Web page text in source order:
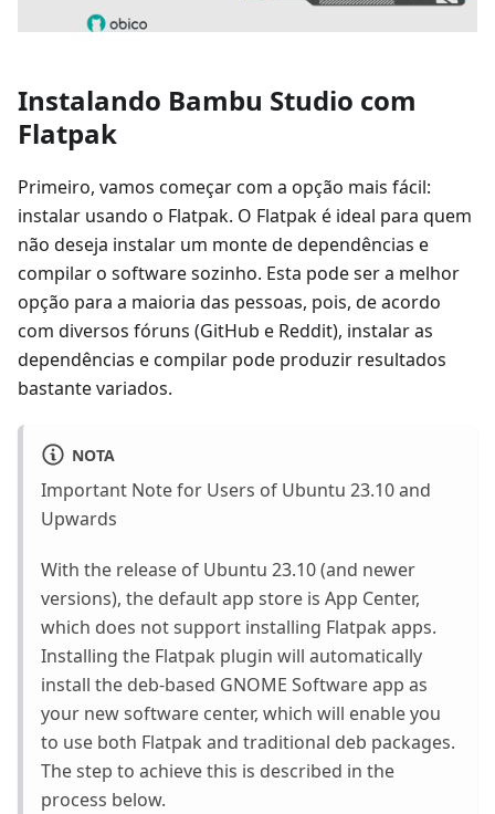
Instalando Bambu Studio com
Flatpak
Primeiro, vamos começar com a opção mais fácil:
instalar usando o Flatpak. O Flatpak é ideal para quem
não deseja instalar um monte de dependências e
compilar o software sozinho. Esta pode ser a melhor
opção para a maioria das pessoas, pois, de acordo
com diversos fóruns (GitHub e Reddit), instalar as
dependências e compilar pode produzir resultados
bastante variados.
NOTA
Important Note for Users of Ubuntu 23.10 and
Upwards
With the release of Ubuntu 23.10 (and newer
versions), the default app store is App Center,
which does not support installing Flatpak apps.
Installing the Flatpak plugin will automatically
install the deb-based GNOME Software app as
your new software center, which will enable you
to use both Flatpak and traditional deb packages.
The step to achieve this is described in the
process below.